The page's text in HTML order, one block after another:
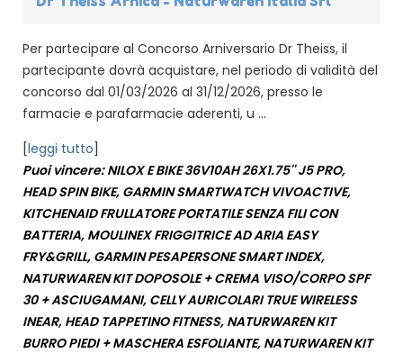
Per partecipare al Concorso Arniversario Dr Theiss, il
partecipante dovrà acquistare, nel periodo di validità del
concorso dal 01/03/2026 al 31/12/2026, presso le
farmacie e parafarmacie aderenti, u ...
[leggi tutto]
Puoi vincere: NILOX E BIKE 36V10AH 26X1.75'' J5 PRO,
HEAD SPIN BIKE, GARMIN SMARTWATCH VIVOACTIVE,
KITCHENAID FRULLATORE PORTATILE SENZA FILI CON
BATTERIA, MOULINEX FRIGGITRICE AD ARIA EASY
FRY&GRILL, GARMIN PESAPERSONE SMART INDEX,
NATURWAREN KIT DOPOSOLE + CREMA VISO/CORPO SPF
30 + ASCIUGAMANI, CELLY AURICOLARI TRUE WIRELESS
INEAR, HEAD TAPPETINO FITNESS, NATURWAREN KIT
BURRO PIEDI + MASCHERA ESFOLIANTE, NATURWAREN KIT